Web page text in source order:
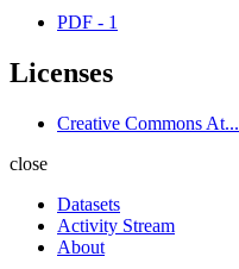
PDF - 1
Licenses
Creative Commons At...
close
Datasets
Activity Stream
About